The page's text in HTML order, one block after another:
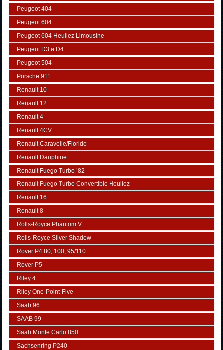
Peugeot 404
Peugeot 604
Peugeot 604 Heuliez Limousine
Peugeot D3 и D4
Peugeot 504
Porsche 911
Renault 10
Renault 12
Renault 4
Renault 4CV
Renault Caravelle/Floride
Renault Dauphine
Renault Fuego Turbo ’82
Renault Fuego Turbo Convertible Heuliez
Renault 16
Renault 8
Rolls-Royce Phantom V
Rolls-Royce Silver Shadow
Rover P4 80, 100, 95/110
Rover P5
Riley 4
Riley One-Point-Five
Saab 96
SAAB 99
Saab Monte Carlo 850
Sachsenring P240